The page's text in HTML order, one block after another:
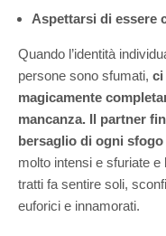
Aspettarsi di essere
Quando l’identità
persone sono sfumati, ci
magicamente
mancanza. Il partner
bersaglio di ogni sfogo
molto intensi e sfuriate e
tratti fa sentire soli,
euforici e innamorati.